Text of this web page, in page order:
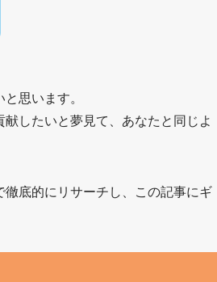
思います。
したいと夢見て、あなたと同じよ
底的にリサーチし、この記事にギ